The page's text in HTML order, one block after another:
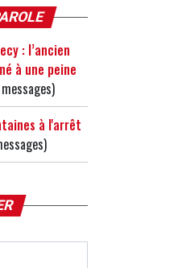
: l’ancien
à une peine
à l'arrêt